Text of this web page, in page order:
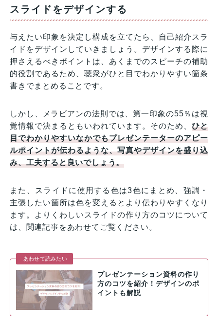
スライドをデザインする
与えたい印象を決定し構成を立てたら、自己紹介スラ
イドをデザインしていきましょう。デザインする際に
押さえるべきポイントは、あくまでのスピーチの補助
的役割であるため、聴衆がひと目でわかりやすい箇条
書きでまとめることです。
しかし、メラビアンの法則では、第一印象の55％は視
覚情報で決まるともいわれています。そのため、ひと
目でわかりやすいなかでもプレゼンテーターのアピー
ルポイントが伝わるような、写真やデザインを盛り込
み、工夫すると良いでしょう。
また、スライドに使用する色は3色にまとめ、強調・
主張したい箇所は色を変えるとより伝わりやすくなり
ます。よりくわしいスライドの作り方のコツについて
は、関連記事をあわせてご覧ください。
あわせて読みたい
プレゼンテーション資料の作り
方のコツを紹介！デザインのポ
イントも解説